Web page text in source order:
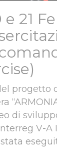
e 21
progetto
di
V-A